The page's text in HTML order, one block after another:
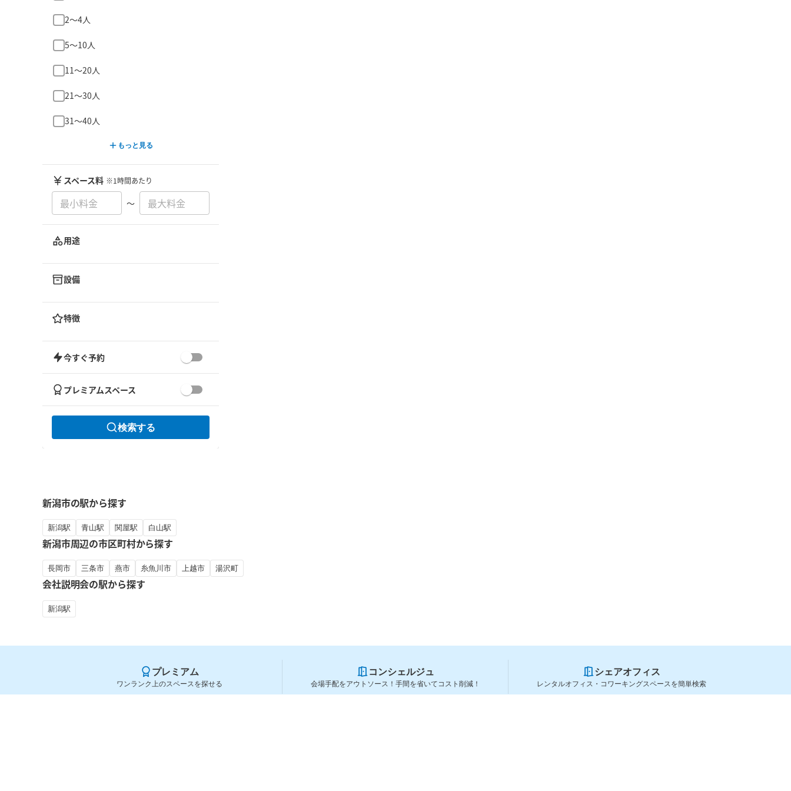
2〜4人
5〜10人
11〜20人
21〜30人
31〜40人
もっと見る
スペース料 ※1時間あたり
〜
用途
設備
特徴
今すぐ予約
プレミアムスペース
検索する
新潟市の駅から探す
新潟駅 青山駅 関屋駅 白山駅
新潟市周辺の市区町村から探す
長岡市 三条市 燕市 糸魚川市 上越市 湯沢町
会社説明会の駅から探す
新潟駅
プレミアム
ワンランク上のスペースを探せる
コンシェルジュ
会場手配をアウトソース！手間を省いてコスト削減！
シェアオフィス
レンタルオフィス・コワーキングスペースを簡単検索